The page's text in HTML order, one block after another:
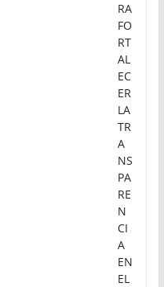
RA
FO
RT
AL
EC
ER
LA
TR
A
NS
PA
RE
N
CI
A
EN
EL